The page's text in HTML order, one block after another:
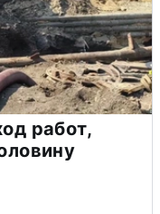
работ,